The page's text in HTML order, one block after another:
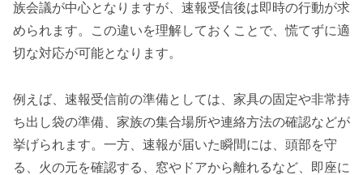
族会議が中心となりますが、速報受信後は即時の行動が求
められます。この違いを理解しておくことで、慌てずに適
切な対応が可能となります。
例えば、速報受信前の準備としては、家具の固定や非常持
ち出し袋の準備、家族の集合場所や連絡方法の確認などが
挙げられます。一方、速報が届いた瞬間には、頭部を守
る、火の元を確認する、窓やドアから離れるなど、即座に